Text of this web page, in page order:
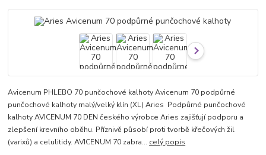
Avicenum PHLEBO 70 punčochové kalhoty Avicenum 70 podpůrné
punčochové kalhoty malý/velký klín (XL) Aries Podpůrné punčochové
kalhoty AVICENUM 70 DEN českého výrobce Aries zajišťují podporu a
zlepšení krevního oběhu. Příznivě působí proti tvorbě křečových žil
(varixů) a celulitidy. AVICENUM 70 zabra... celý popis